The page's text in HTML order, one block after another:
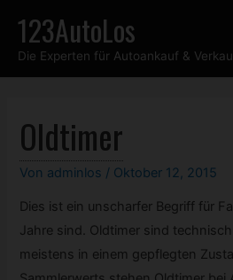
Inhalt
springen
123AutoLos
Die Experten für Autoankauf &
Oldtimer
Von adminlos / Oktober 12, 2015
Dies ist ein unscharfer Begriff für
Jahre sind. Oldtimer sind
meistens in einem gepflegten